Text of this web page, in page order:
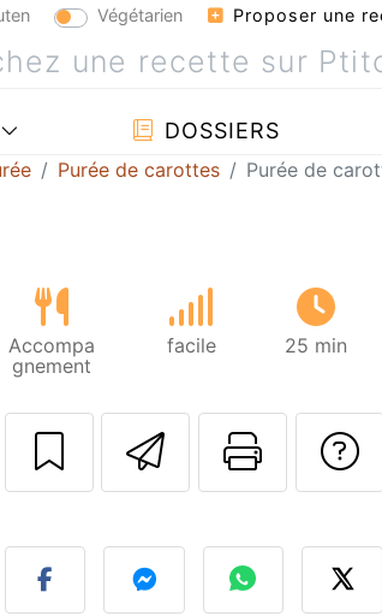
Végétarien Proposer une
DOSSIERS
Purée de carottes Purée de
Accompa
gnement
facile 25 min
Envoyer